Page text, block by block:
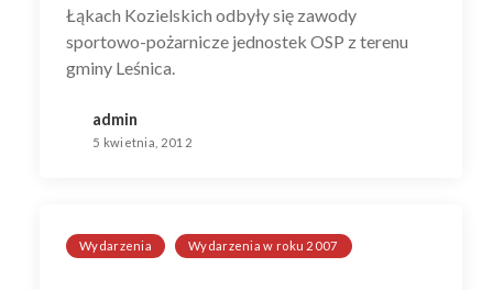
Łąkach Kozielskich odbyły się zawody
sportowo-pożarnicze jednostek OSP z terenu
gminy Leśnica.
admin
5 kwietnia, 2012
Wydarzenia Wydarzenia w roku 2007